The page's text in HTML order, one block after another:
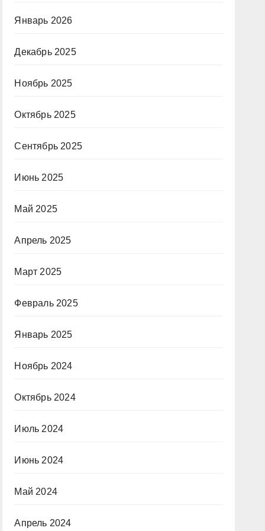
Январь 2026
Декабрь 2025
Ноябрь 2025
Октябрь 2025
Сентябрь 2025
Июнь 2025
Май 2025
Апрель 2025
Март 2025
Февраль 2025
Январь 2025
Ноябрь 2024
Октябрь 2024
Июль 2024
Июнь 2024
Май 2024
Апрель 2024